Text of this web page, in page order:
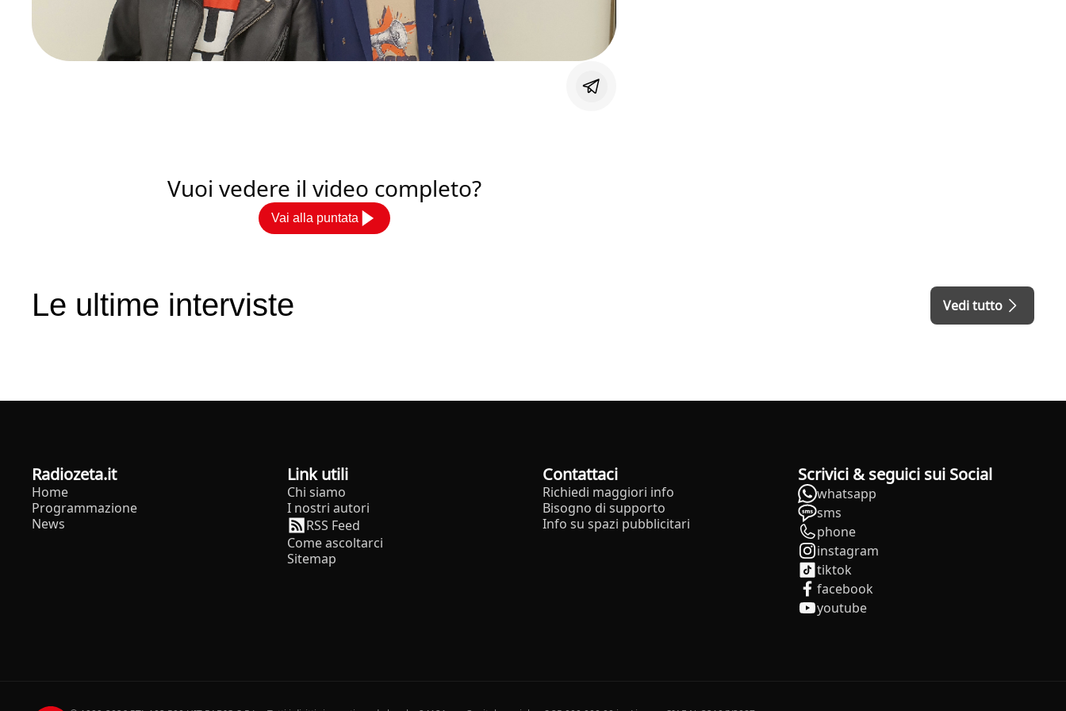
Vuoi vedere il video completo?
Vai alla puntata
Le ultime interviste Vedi tutto
radiozeta.it
Home
Programmazione
News
Link utili
Chi siamo
I nostri autori
RSS Feed
Come ascoltarci
Sitemap
Contattaci
Richiedi maggiori info
Bisogno di supporto
Info su spazi pubblicitari
Scrivici & seguici sui Social
whatsapp
sms
phone
instagram
tiktok
facebook
youtube